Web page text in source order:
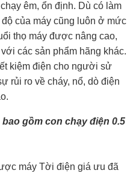
êm, ổn định. Dù có làm
của máy cũng luôn ở mức
thọ máy được nâng cao,
các sản phẩm hãng khác.
kiệm điện cho người sử
rủi ro về cháy, nổ, dò điện
gồm con chạy điện 0.5
máy Tời điện giá ưu đã